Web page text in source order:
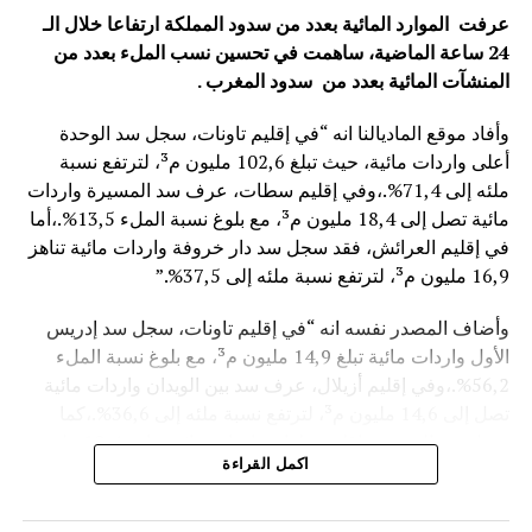
عرفت الموارد المائية بعدد من سدود المملكة ارتفاعا خلال الـ
24 ساعة الماضية، ساهمت في تحسين نسب الملء بعدد من
المنشآت المائية بعدد من سدود المغرب .
وأفاد موقع الماديالنا انه “في إقليم تاونات، سجل سد الوحدة
أعلى واردات مائية، حيث تبلغ 102,6 مليون م³، لترتفع نسبة
ملئه إلى 71,4%.،وفي إقليم سطات، عرف سد المسيرة واردات
مائية تصل إلى 18,4 مليون م³، مع بلوغ نسبة الملء 13,5%.،أما
في إقليم العرائش، فقد سجل سد دار خروفة واردات مائية تناهز
16,9 مليون م³، لترتفع نسبة ملئه إلى 37,5%.”
وأضاف المصدر نفسه انه “في إقليم تاونات، سجل سد إدريس
الأول واردات مائية تبلغ 14,9 مليون م³، مع بلوغ نسبة الملء
56,2%.،وفي إقليم أزيلال، عرف سد بين الويدان واردات مائية
وتعكس هذه المعطيات الأثر الإيجابي على الثروة المائية
اكمل القراءة